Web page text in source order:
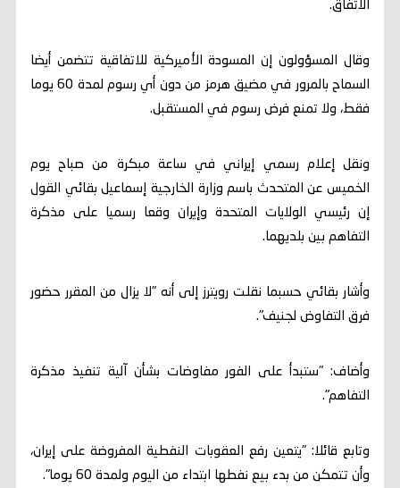
الاتفاق.
وقال المسؤولون إن المسودة الأميركية للاتفاقية تتضمن أيضا
السماح بالمرور في مضيق هرمز من دون أي رسوم لمدة 60 يوما
فقط، ولا تمنع فرض رسوم في المستقبل.
ونقل ⁠إعلام رسمي إيراني في ساعة مبكرة ‌من صباح يوم
الخميس ‌عن ‌المتحدث باسم وزارة ‌الخارجية ‌إسماعيل بقائي ⁠القول
إن رئيسي ⁠الولايات ‌المتحدة وإيران ⁠وقعا رسميا على مذكرة
⁠التفاهم بين ⁠بلديهما.
وأشار بقائي حسبما نقلت رويترز إلى أنه "لا يزال من المقرر حضور
فرق التفاوض لجنيف".
وأضاف: "ستبدأ على الفور مفاوضات بشأن آلية تنفيذ مذكرة
التفاهم".
وتابع قائلا: "يتعين رفع العقوبات النفطية المفروضة على إيران،
وأن تتمكن من بدء بيع نفطها ابتداء من اليوم ولمدة 60 يوما".